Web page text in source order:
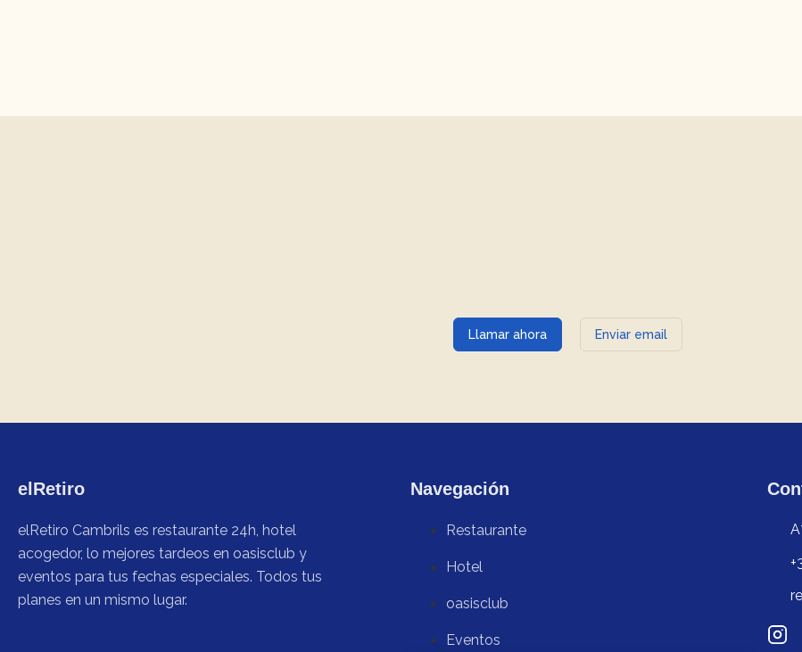
Llamar ahora Enviar email
elRetiro
elRetiro Cambrils es restaurante 24h, hotel
acogedor, lo mejores tardeos en oasisclub y
eventos para tus fechas especiales. Todos tus
planes en un mismo lugar.
Navegación
Restaurante
Hotel
oasisclub
Eventos